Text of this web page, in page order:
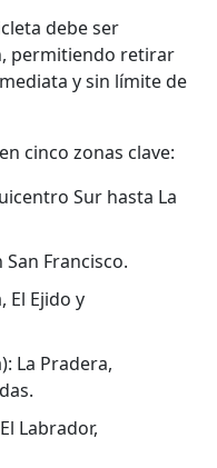
debe ser
permitiendo retirar
y sin límite de
cinco zonas clave:
Sur hasta La
Francisco.
El Ejido y
La Pradera,
Labrador,